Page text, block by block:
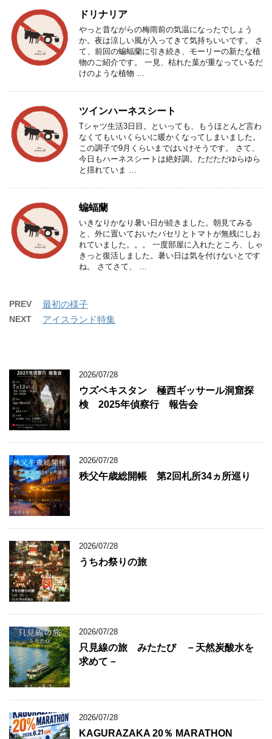
ドリナリア
やっと昔ながらの梅雨前の気温になったでしょう
か。夜は涼しい風が入ってきて気持ちいいです。 さ
て、前回の蝙蝠蘭に引き続き、モーリーの新たな植
物のご紹介です。 一見、枯れた葉が重なっているだ
けのような植物 …
ツインハーネスシート
Tシャツ生活3日目。といっても、もうほとんど言わ
なくてもいいくらいに暖かくなってしまいました。
この調子で9月くらいまではいけそうです。 さて、
今日もハーネスシートは絶好調。ただただゆらゆら
と揺れていま …
蝙蝠蘭
いきなりかなり暑い日が続きました。朝見てみる
と、外に置いておいたパセリとトマトが無残にしお
れていました。。。 一度部屋に入れたところ、しゃ
きっと復活しました。暑い日は気を付けないとです
ね。 さてさて、 …
PREV 最初の様子
NEXT アイスランド特集
2026/07/28
ウズベキスタン 極西ギッサール洞窟探
検 2025年偵察行 報告会
2026/07/28
秩父午歳総開帳 第2回札所34ヵ所巡り
2026/07/28
うちわ祭りの旅
2026/07/28
只見線の旅 みたたび －天然炭酸水を
求めて－
2026/07/28
KAGURAZAKA 20％ MARATHON